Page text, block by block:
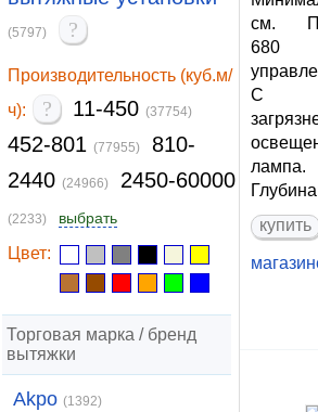
(5797) ?
Производительность (куб.м/
ч):
? 11-450 (37754)
452-801 (77955)
810-
2440 (24966) 2450-60000
(2233) выбрать
Цвет:
Торговая марка / бренд
вытяжки
Akpo(1392)
см.
680
С
купить